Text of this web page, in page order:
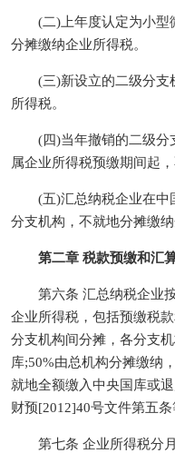
(二)上年度认定为小型
分摊缴纳企业所得税。
(三)新设立的二级分支
所得税。
(四)当年撤销的二级分
属企业所得税预缴期间起
(五)汇总纳税企业在中
分支机构，不就地分摊缴纳
第二章 税款预缴和汇
第六条 汇总纳税企业
企业所得税，包括预缴税
分支机构间分摊，各分支
库;50%由总机构分摊缴纳
就地全额缴入中央国库或
财预[2012]40号文件第五条
第七条 企业所得税分月